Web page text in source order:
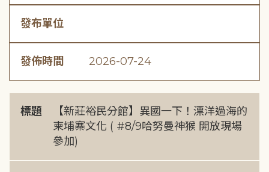
發布單位
發佈時間 2026-07-24
標題
【新莊裕民分館】異國一下！漂洋過海的
柬埔寨文化 ( #8/9哈努曼神猴 開放現場
參加)